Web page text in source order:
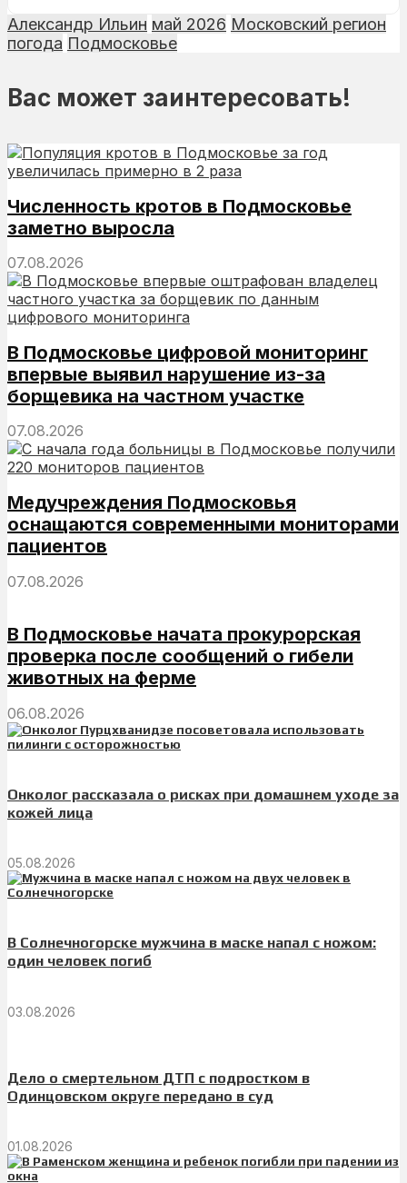
Александр Ильин май 2026 Московский регион
погода Подмосковье
Вас может заинтересовать!
Численность кротов в Подмосковье
заметно выросла
07.08.2026
В Подмосковье цифровой мониторинг
впервые выявил нарушение из-за
борщевика на частном участке
07.08.2026
Медучреждения Подмосковья
оснащаются современными мониторами
пациентов
07.08.2026
В Подмосковье начата прокурорская
проверка после сообщений о гибели
животных на ферме
06.08.2026
Онколог рассказала о рисках при домашнем уходе за
кожей лица
05.08.2026
В Солнечногорске мужчина в маске напал с ножом:
один человек погиб
03.08.2026
Дело о смертельном ДТП с подростком в
Одинцовском округе передано в суд
01.08.2026